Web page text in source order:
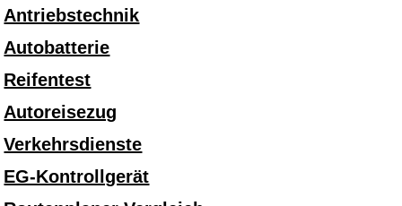
Antriebstechnik
Autobatterie
Reifentest
Autoreisezug
Verkehrsdienste
EG-Kontrollgerät